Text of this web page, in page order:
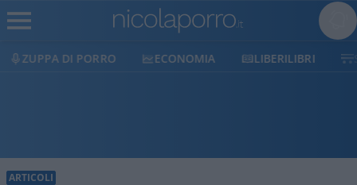
ECONOMIA LIBERILIBRI SHOP SOSTIENICI
ARTICOLI